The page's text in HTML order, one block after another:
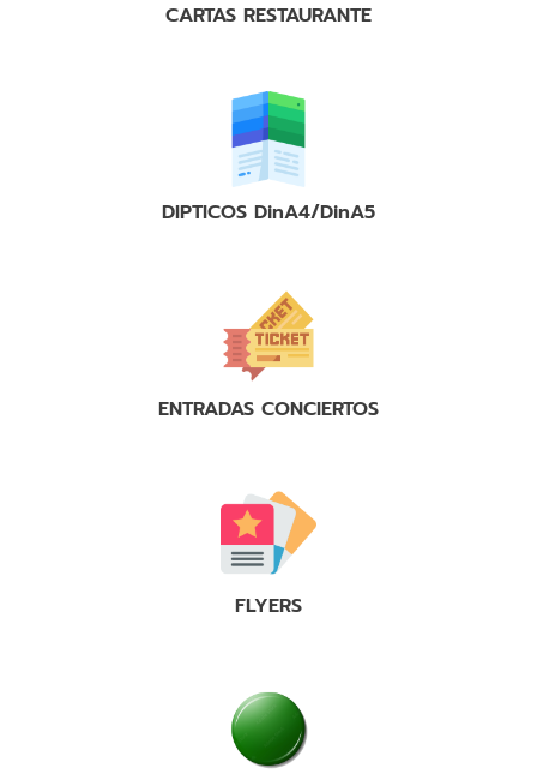
CARTAS RESTAURANTE
DIPTICOS DinA4/DinA5
ENTRADAS CONCIERTOS
FLYERS